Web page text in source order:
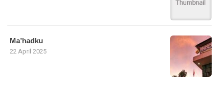
Ma’hadku
22 April 2025